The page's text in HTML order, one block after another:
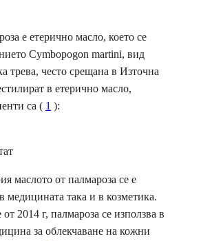
е етерично масло, което се
Cymbopogon martini, вид
трева, често срещана в Източна
в етерично масло,
са ( 1 ):
маслото от палмароза се е
медицината така и в козметика.
2014 г, палмароза се използва в
за облекчаване на кожни